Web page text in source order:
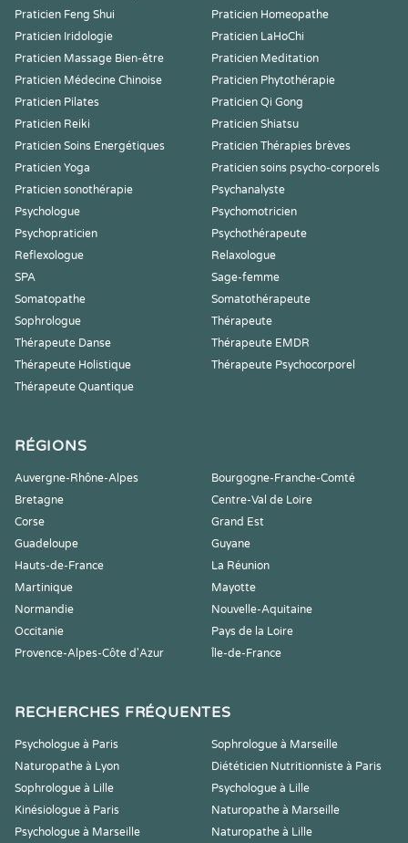
Praticien Feng Shui
Praticien Homeopathe
Praticien Iridologie
Praticien LaHoChi
Praticien Massage Bien-être
Praticien Meditation
Praticien Médecine Chinoise
Praticien Phytothérapie
Praticien Pilates
Praticien Qi Gong
Praticien Reiki
Praticien Shiatsu
Praticien Soins Energétiques
Praticien Thérapies brèves
Praticien Yoga
Praticien soins psycho-corporels
Praticien sonothérapie
Psychanalyste
Psychologue
Psychomotricien
Psychopraticien
Psychothérapeute
Reflexologue
Relaxologue
SPA
Sage-femme
Somatopathe
Somatothérapeute
Sophrologue
Thérapeute
Thérapeute Danse
Thérapeute EMDR
Thérapeute Holistique
Thérapeute Psychocorporel
Thérapeute Quantique
RÉGIONS
Auvergne-Rhône-Alpes
Bourgogne-Franche-Comté
Bretagne
Centre-Val de Loire
Corse
Grand Est
Guadeloupe
Guyane
Hauts-de-France
La Réunion
Martinique
Mayotte
Normandie
Nouvelle-Aquitaine
Occitanie
Pays de la Loire
Provence-Alpes-Côte d'Azur
Île-de-France
RECHERCHES FRÉQUENTES
Psychologue à Paris
Sophrologue à Marseille
Naturopathe à Lyon
Diététicien Nutritionniste à Paris
Sophrologue à Lille
Psychologue à Lille
Kinésiologue à Paris
Naturopathe à Marseille
Psychologue à Marseille
Naturopathe à Lille